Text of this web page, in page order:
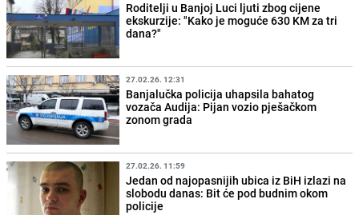
Roditelji u Banjoj Luci ljuti zbog cijene
ekskurzije: "Kako je moguće 630 KM za tri
dana?"
27.02.26. 12:31
Banjalučka policija uhapsila bahatog
vozača Audija: Pijan vozio pješačkom
zonom grada
27.02.26. 11:59
Jedan od najopasnijih ubica iz BiH izlazi na
slobodu danas: Bit će pod budnim okom
policije